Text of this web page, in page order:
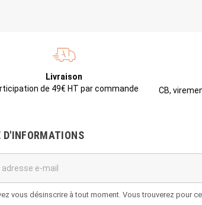
Livraison
de 49€ HT par commande
CB,
D'INFORMATIONS
vous désinscrire à tout moment. Vous trouverez pour